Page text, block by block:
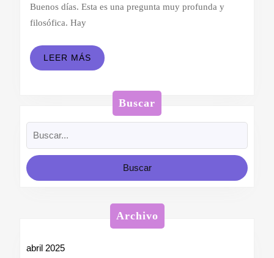
Buenos días. Esta es una pregunta muy profunda y
filosófica. Hay
LEER MÁS LEER
MÁS
Buscar
Archivo
abril 2025